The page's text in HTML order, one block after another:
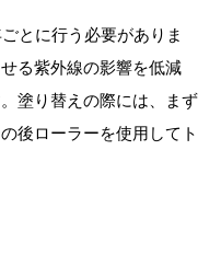
とに行う必要がありま
る紫外線の影響を低減
塗り替えの際には、まず
後ローラーを使用してト